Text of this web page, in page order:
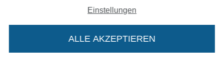
In deinen Warenkorb
Alle Preise inkl. der gesetzl. MwSt.
Die durchgestrichenen Preise entsprechen dem
bisherigen Preis bei Stoffe Hemmers.
Deutsch
Einstellungen
ALLE AKZEPTIEREN